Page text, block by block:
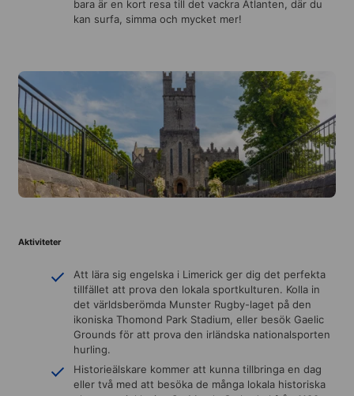
bara är en kort resa till det vackra Atlanten, där du
kan surfa, simma och mycket mer!
Aktiviteter
Att lära sig engelska i Limerick ger dig det perfekta
tillfället att prova den lokala sportkulturen. Kolla in
det världsberömda Munster Rugby-laget på den
ikoniska Thomond Park Stadium, eller besök Gaelic
Grounds för att prova den irländska nationalsporten
hurling.
Historieälskare kommer att kunna tillbringa en dag
eller två med att besöka de många lokala historiska